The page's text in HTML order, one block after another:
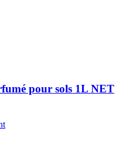
pour sols 1L NET